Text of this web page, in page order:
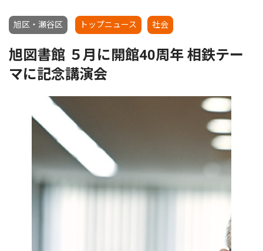
旭区・瀬谷区 トップニュース 社会
旭図書館 ５月に開館40周年 相鉄テー
マに記念講演会